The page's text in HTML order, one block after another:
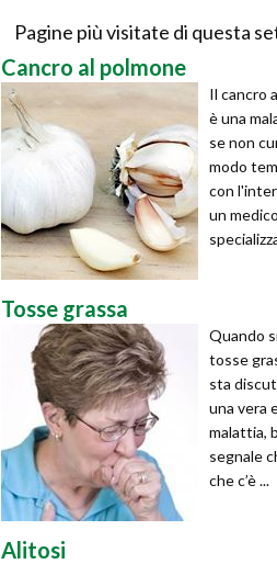
Pagine più visitate di questa
Cancro al polmone
Il cancro
è una
se non
modo
con
un medico
Tosse grassa
Quando
tosse
sta
una vera
malattia,
segnale
che c’è ...
Alitosi